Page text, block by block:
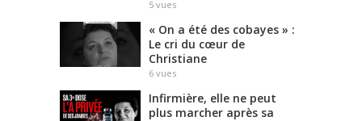
5 vues
« On a été des cobayes » :
Le cri du cœur de
Christiane
6 vues
Infirmière, elle ne peut
plus marcher après sa